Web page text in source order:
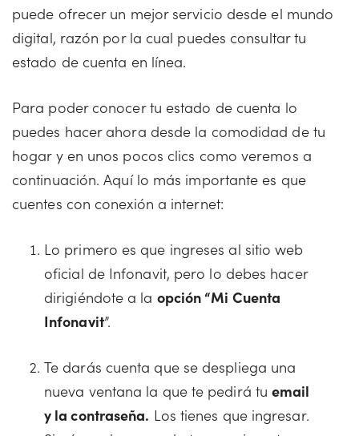
puede ofrecer un mejor servicio desde el mundo
digital, razón por la cual puedes consultar tu
estado de cuenta en línea.
Para poder conocer tu estado de cuenta lo
puedes hacer ahora desde la comodidad de tu
hogar y en unos pocos clics como veremos a
continuación. Aquí lo más importante es que
cuentes con conexión a internet:
Lo primero es que ingreses al sitio web
oficial de Infonavit, pero lo debes hacer
dirigiéndote a la opción “Mi Cuenta
Infonavit”.
Te darás cuenta que se despliega una
nueva ventana la que te pedirá tuemail
y la contraseña. Los tienes que ingresar.